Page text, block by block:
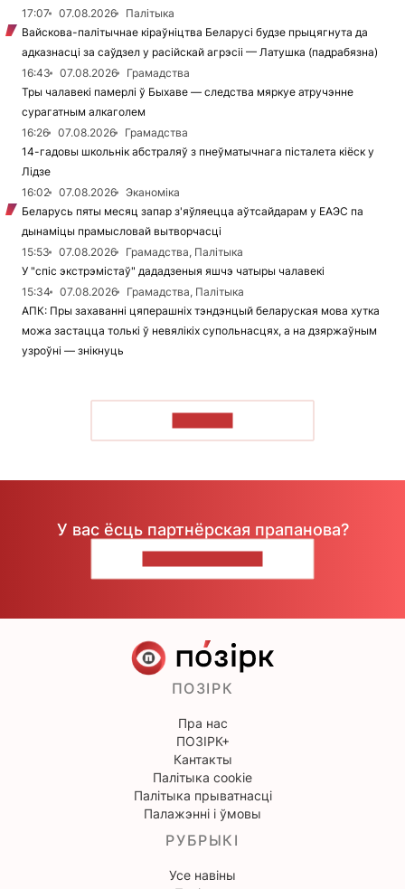
17:07
07.08.2026
Палітыка
Вайскова-палітычнае кіраўніцтва Беларусі будзе прыцягнута да
адказнасці за саўдзел у расійскай агрэсіі — Латушка (падрабязна)
16:43
07.08.2026
Грамадства
Тры чалавекі памерлі ў Быхаве — следства мяркуе атручэнне
сурагатным алкаголем
16:26
07.08.2026
Грамадства
14-гадовы школьнік абстраляў з пнеўматычнага пісталета кіёск у
Лідзе
16:02
07.08.2026
Эканоміка
Беларусь пяты месяц запар з'яўляецца аўтсайдарам у ЕАЭС па
дынаміцы прамысловай вытворчасці
15:53
07.08.2026
Грамадства, Палітыка
У "спіс экстрэмістаў" дададзеныя яшчэ чатыры чалавекі
15:34
07.08.2026
Грамадства, Палітыка
АПК: Пры захаванні цяперашніх тэндэнцый беларуская мова хутка
можа застацца толькі ў невялікіх супольнасцях, а на дзяржаўным
узроўні — знікнуць
У вас ёсць партнёрская прапанова?
ПОЗІРК
Пра нас
ПОЗІРК+
Кантакты
Палітыка cookie
Палітыка прыватнасці
Палажэнні і ўмовы
РУБРЫКІ
Усе навіны